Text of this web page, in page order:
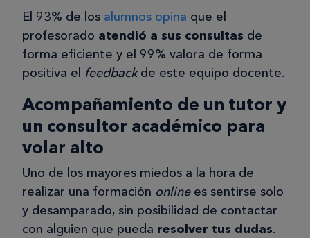
orientado a pediatría, como pediatra
me hubiera gustado aprender más
sobre alimentación de los 0-6 meses,
del inicio de la alimentación
complementária, más en detalle
estrategias para gestionar la nutrición
en adolescentes con TCA o obesidad
o sobrepeso...
PB
Penélope B.
El 93% de los alumnos opina que el
profesorado atendió a sus consultas de
forma eficiente y el 99% valora de forma
positiva el feedbackde este equipo docente.
Acompañamiento de un tutor y
un consultor académico para
volar alto
Uno de los mayores miedos a la hora de
realizar una formación onlinees sentirse solo
y desamparado, sin posibilidad de contactar
con alguien que pueda resolver tus dudas.